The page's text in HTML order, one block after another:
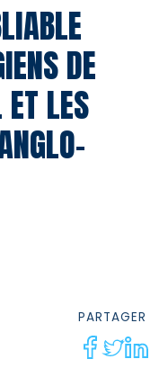
DE
LES
PARTAGER